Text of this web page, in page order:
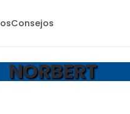
Consejos
NORBERT